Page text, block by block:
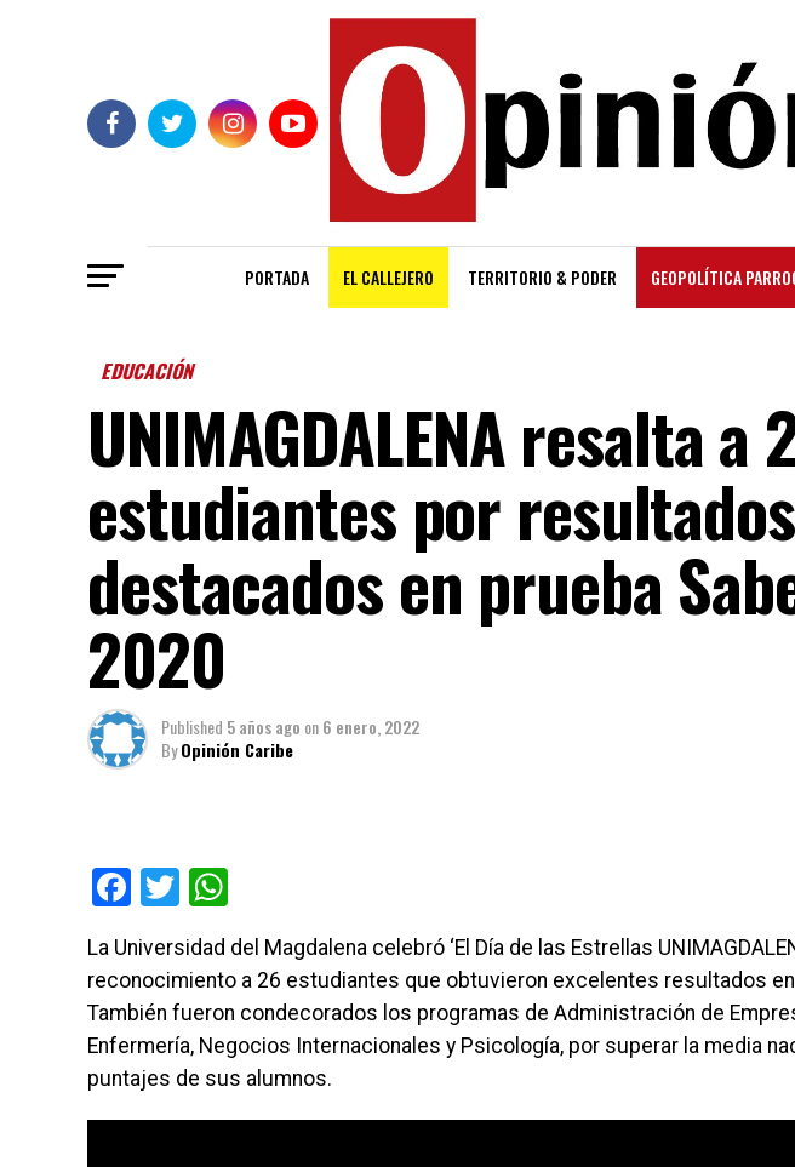
PORTADA EL CALLEJERO TERRITORIO & PODER GEOPOLÍTICA
EDUCACIÓN
UNIMAGDALENA resalta a
estudiantes por resultados
destacados en prueba
2020
Published 5 años ago on6 enero, 2022
ByOpinión Caribe
Facebook
Twitter
La Universidad del Magdalena celebró ‘El Día de las Estrellas
reconocimiento a 26 estudiantes que obtuvieron excelentes resultados
También fueron condecorados los programas de Administración de
Enfermería, Negocios Internacionales y Psicología, por superar la media
puntajes de sus alumnos.